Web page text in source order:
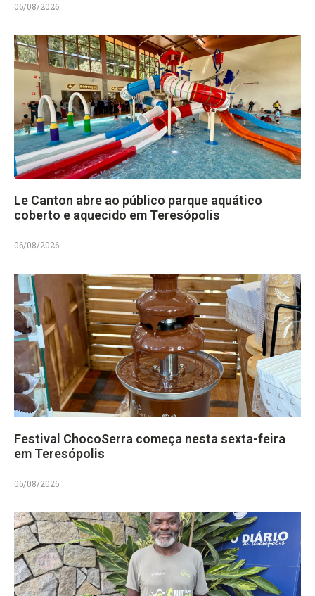
06/08/2026
Le Canton abre ao público parque aquático
coberto e aquecido em Teresópolis
06/08/2026
Festival ChocoSerra começa nesta sexta-feira
em Teresópolis
06/08/2026